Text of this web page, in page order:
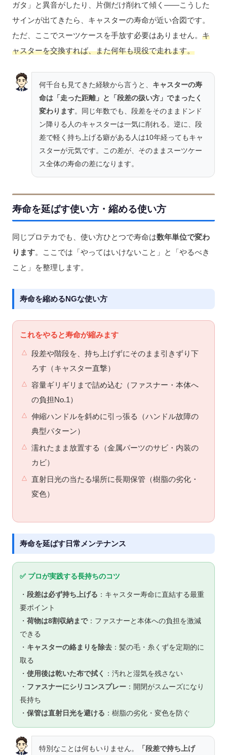
ガタ」と異音がしたり、片側だけ削れて傾く——こうした
サインが出てきたら、キャスターの寿命が近い合図です。
ただ、ここでスーツケースを手放す必要はありません。 キ
ャスターを交換すれば、また何年も現役で走れます。
何千台も見てきた経験から言うと、 キャスターの寿
命は「走った距離」と「段差の扱い方」でまったく
変わります。同じ年数でも、段差をそのままドンド
ン降りる人のキャスターは一気に削れる。逆に、段
差で軽く持ち上げる癖がある人は10年経ってもキャ
スターが元気です。この差が、そのままスーツケー
ス全体の寿命の差になります。
寿命を延ばす使い方・縮める使い方
同じプロテカでも、使い方ひとつで寿命は数年単位で変わ
ります。ここでは「やってはいけないこと」と「やるべき
こと」を整理します。
寿命を縮めるNGな使い方
これをやると寿命が縮みます
段差や階段を、持ち上げずにそのまま引きずり下
ろす（キャスター直撃）
容量ギリギリまで詰め込む（ファスナー・本体へ
の負担No.1）
伸縮ハンドルを斜めに引っ張る（ハンドル故障の
典型パターン）
濡れたまま放置する（金属パーツのサビ・内装の
カビ）
直射日光の当たる場所に長期保管（樹脂の劣化・
変色）
寿命を延ばす日常メンテナンス
✅ プロが実践する長持ちのコツ
・ 段差は必ず持ち上げる ：キャスター寿命に直結する最重
要ポイント
・ 荷物は8割収納まで：ファスナーと本体への負担を激減
できる
・ キャスターの絡まりを除去 ：髪の毛・糸くずを定期的に
取る
・ 使用後は乾いた布で拭く
：汚れと湿気を残さない
・ ファスナーにシリコンスプレー ：開閉がスムーズになり
長持ち
・ 保管は直射日光を避ける ：樹脂の劣化・変色を防ぐ
特別なことは何もいりません。
「段差で持ち上げ